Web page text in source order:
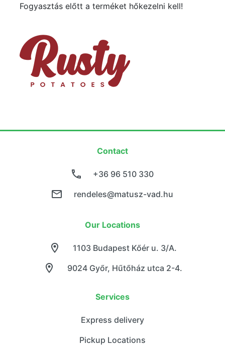
Fogyasztás előtt a terméket hőkezelni kell!
Contact
+36 96 510 330
rendeles@matusz-vad.hu
Our Locations
9024 Győr, Hűtőház utca 2-4.
1103 Budapest Kőér u. 3/A.
Services
Express delivery
Pickup Locations